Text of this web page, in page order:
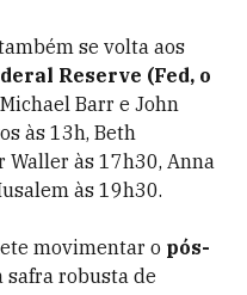
se volta aos
Reserve (Fed, o
Barr e John
às 13h, Beth
Waller às 17h30, Anna
às 19h30.
movimentar o pós-
safra robusta de